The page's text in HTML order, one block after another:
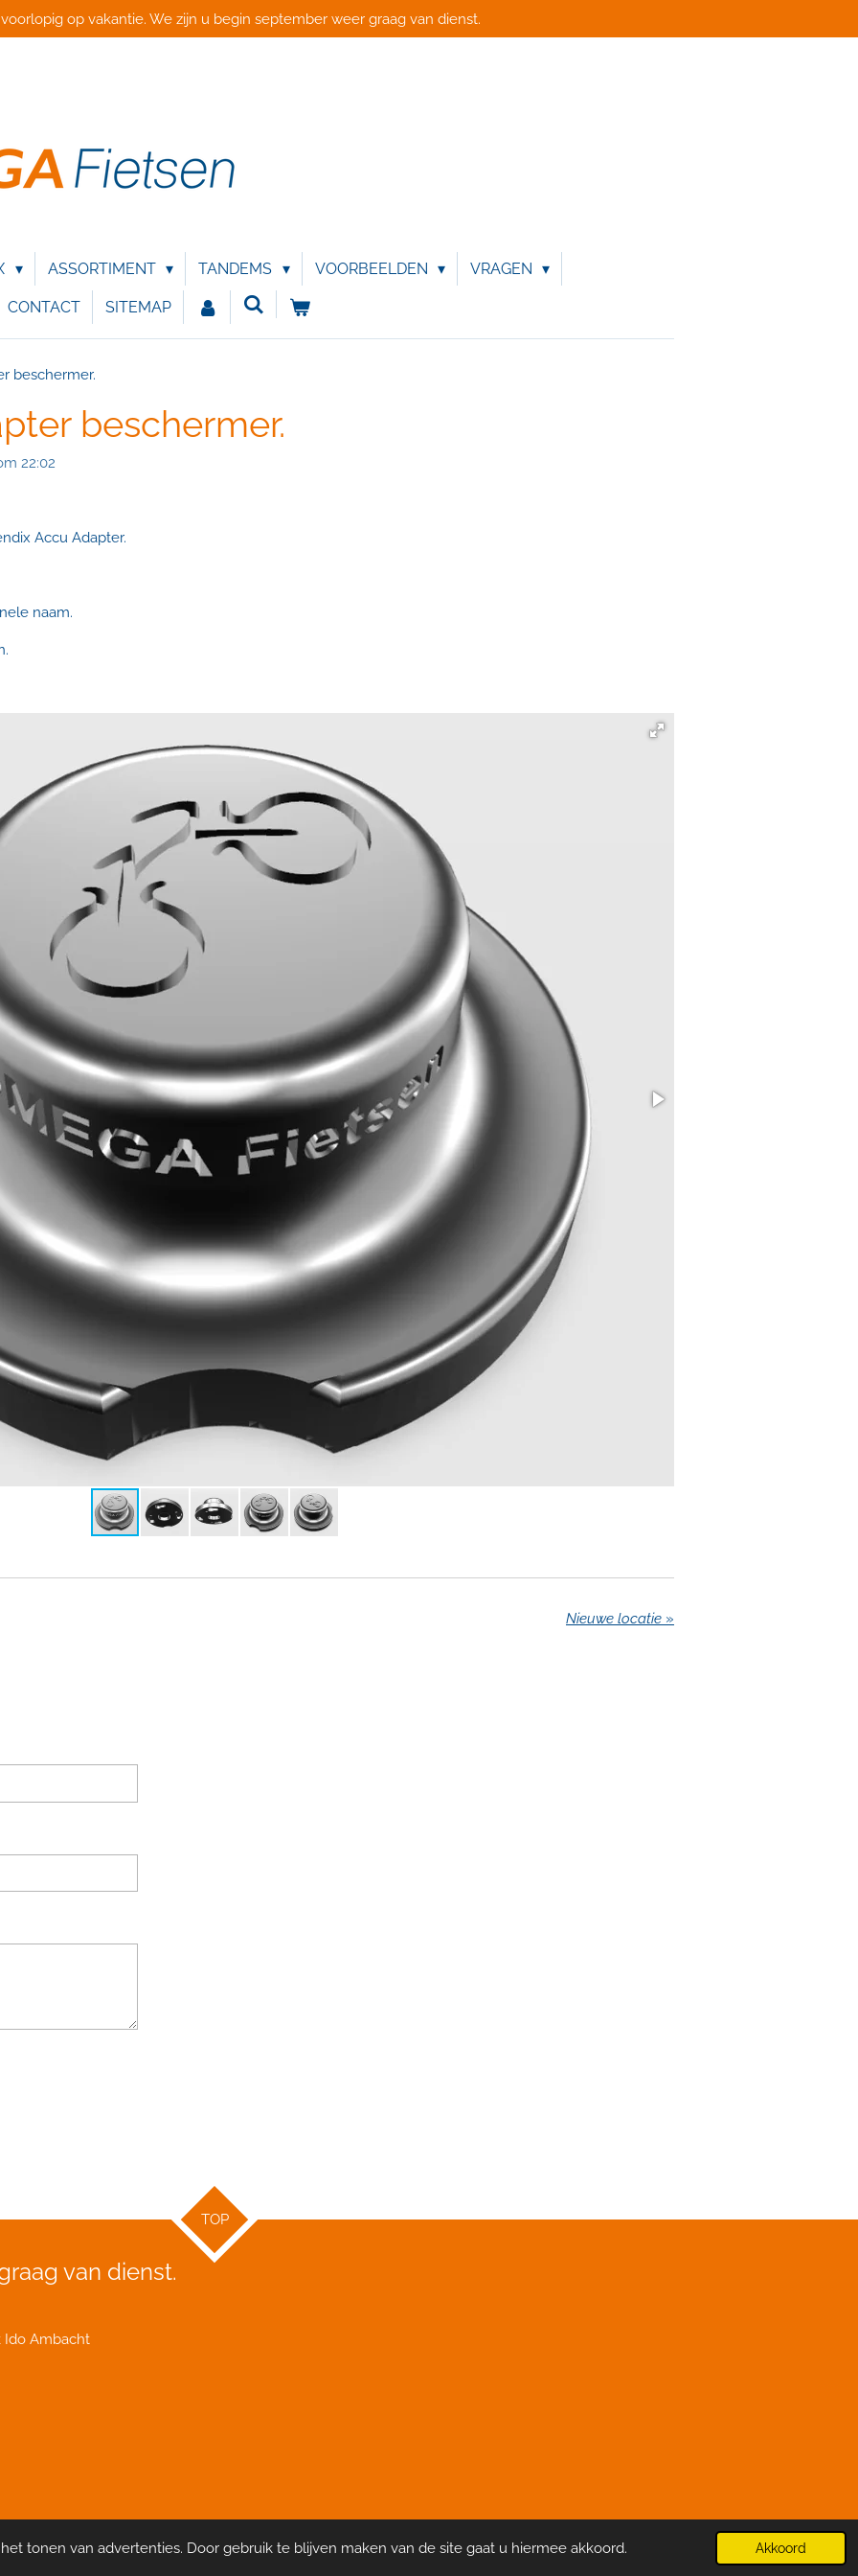
tonen van advertenties. Door gebruik te blijven maken van de site gaat u hiermee akkoord. Akkoord
op vakantie. We zijn u begin september weer graag van dienst.
ASSORTIMENT TANDEMS VOORBEELDEN VRAGEN
CONTACT SITEMAP
beschermer.
beschermer.
22:02
Accu Adapter.
naam.
Nieuwe locatie »
TOP
van dienst.
Ido Ambacht